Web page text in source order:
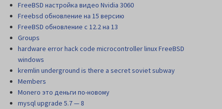
FreeBSD настройка видео Nvidia 3060
Freebsd обновление на 15 версию
FreeBSD обновление с 12.2 на 13
Groups
hardware error hack code microcontroller linux FreeBSD
windows
kremlin underground is there a secret soviet subway
Members
Monero это деньги по-новому
mysql upgrade 5.7 — 8